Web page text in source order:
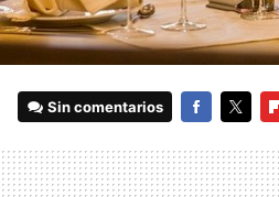
Sin comentarios